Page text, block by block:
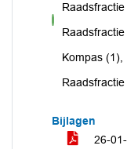
voor
Kompas (1),
Bijlagen
26-